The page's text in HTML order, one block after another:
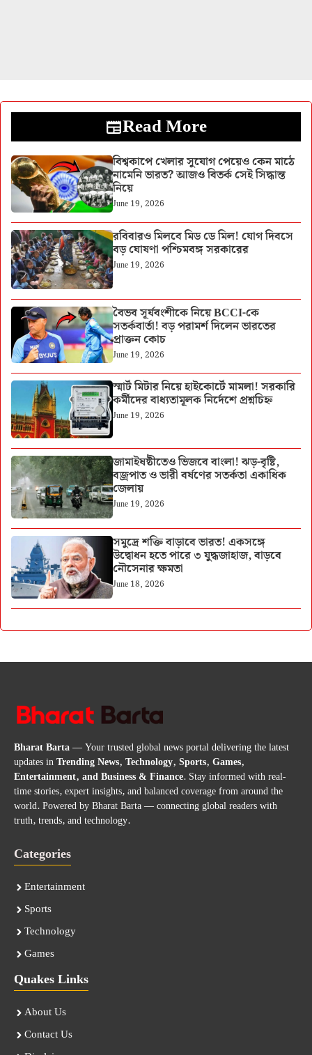
Read More
বিশ্বকাপে খেলার সুযোগ পেয়েও কেন মাঠে
নামেনি ভারত? আজও বিতর্ক সেই সিদ্ধান্ত
নিয়ে
June 19, 2026
রবিবারও মিলবে মিড ডে মিল! যোগ দিবসে
বড় ঘোষণা পশ্চিমবঙ্গ সরকারের
June 19, 2026
বৈভব সূর্যবংশীকে নিয়ে BCCI-কে
সতর্কবার্তা! বড় পরামর্শ দিলেন ভারতের
প্রাক্তন কোচ
June 19, 2026
স্মার্ট মিটার নিয়ে হাইকোর্টে মামলা! সরকারি
কর্মীদের বাধ্যতামূলক নির্দেশে প্রশ্নচিহ্ন
June 19, 2026
জামাইষষ্ঠীতেও ভিজবে বাংলা! ঝড়-বৃষ্টি,
বজ্রপাত ও ভারী বর্ষণের সতর্কতা একাধিক
জেলায়
June 19, 2026
সমুদ্রে শক্তি বাড়াবে ভারত! একসঙ্গে
উদ্বোধন হতে পারে ৩ যুদ্ধজাহাজ, বাড়বে
নৌসেনার ক্ষমতা
June 18, 2026
Bharat Barta— Your trusted global news portal delivering the latest
updates inTrending News, Technology, Sports, Games,
Entertainment, and Business & Finance. Stay informed with real-
time stories, expert insights, and balanced coverage from around the
world. Powered by Bharat Barta — connecting global readers with
truth, trends, and technology.
Categories
Entertainment
Sports
Technology
Games
Quakes Links
About Us
Contact Us